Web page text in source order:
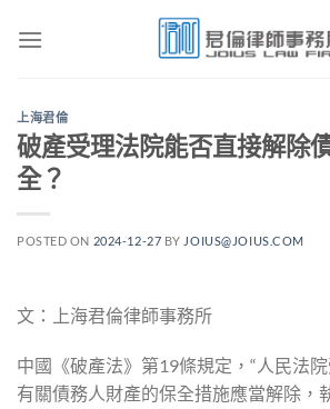
上海君倫
破產受理法院能否直接解除
全？
POSTED ON 2024-12-27 BY JOIUS@JOIUS.COM
文：上海君倫律師事務所
中國《破產法》第19條規定，“人民法
有關債務人財產的保全措施應當解除，